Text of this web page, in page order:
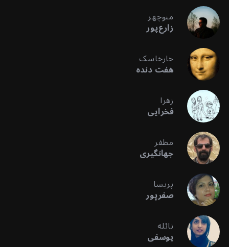
منوچهر
زارع‌پور
خارخاسک
هفت دنده
زهرا
فخرایی
مظفر
جهانگیری
پریسا
صفرپور
نائله
یوسفی